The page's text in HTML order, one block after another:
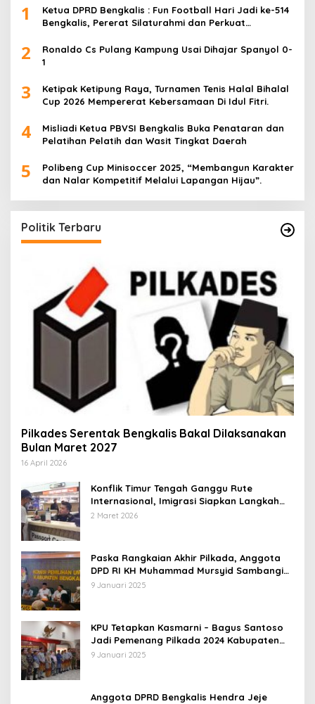
1
Ketua DPRD Bengkalis : Fun Football Hari Jadi ke-514
Bengkalis, Pererat Silaturahmi dan Perkuat
2
Ronaldo Cs Pulang Kampung Usai Dihajar Spanyol 0-
1
3
Ketipak Ketipung Raya, Turnamen Tenis Halal Bihalal
Cup 2026 Mempererat Kebersamaan Di Idul Fitri.
4
Misliadi Ketua PBVSI Bengkalis Buka Penataran dan
Pelatihan Pelatih dan Wasit Tingkat Daerah
5
Polibeng Cup Minisoccer 2025, “Membangun Karakter
dan Nalar Kompetitif Melalui Lapangan Hijau”.
Politik Terbaru
Pilkades Serentak Bengkalis Bakal Dilaksanakan
Bulan Maret 2027
16 April 2026
Konflik Timur Tengah Ganggu Rute
Internasional, Imigrasi Siapkan Langkah
Antisipatif
2 Maret 2026
Paska Rangkaian Akhir Pilkada, Anggota
DPD RI KH Muhammad Mursyid Sambangi
KPU Bengkalis
9 Januari 2025
KPU Tetapkan Kasmarni – Bagus Santoso
Jadi Pemenang Pilkada 2024 Kabupaten
Bengkalis
9 Januari 2025
Anggota DPRD Bengkalis Hendra Jeje